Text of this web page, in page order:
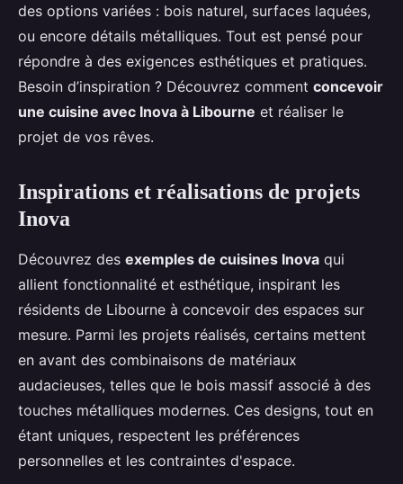
des options variées : bois naturel, surfaces laquées,
ou encore détails métalliques. Tout est pensé pour
répondre à des exigences esthétiques et pratiques.
Besoin d’inspiration ? Découvrez comment concevoir
une cuisine avec Inova à Libourne et réaliser le
projet de vos rêves.
Inspirations et réalisations de projets
Inova
Découvrez des exemples de cuisines Inova qui
allient fonctionnalité et esthétique, inspirant les
résidents de Libourne à concevoir des espaces sur
mesure. Parmi les projets réalisés, certains mettent
en avant des combinaisons de matériaux
audacieuses, telles que le bois massif associé à des
touches métalliques modernes. Ces designs, tout en
étant uniques, respectent les préférences
personnelles et les contraintes d'espace.